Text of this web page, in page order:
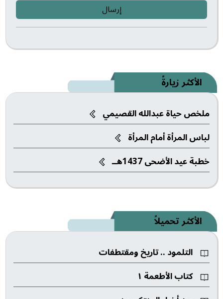
الأكثر زيارةً
ملخص حياة عبدالله القصيمي
لباس المرأة أمام المرأة
خطبة عيد الأضحى 1437هــ‎
الأكثر تحميلاً
التلمود .. تاريخ ومقتطفات
كتاب الأطعمة ١
إرسال